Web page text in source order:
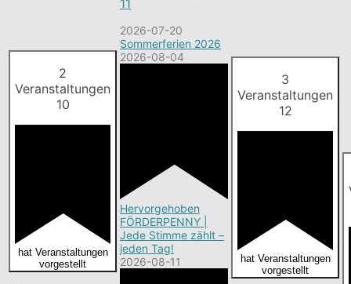
2
Veranstaltungen
10
hat Veranstaltungen
vorgestellt
11
2026-07-20
Sommerferien 2026
2026-08-04
Hervorgehoben
FÖRDERPENNY |
Jede Stimme zählt –
jeden Tag!
2026-08-11
3
Veranstaltungen
12
hat Veranstaltungen
vorgestellt